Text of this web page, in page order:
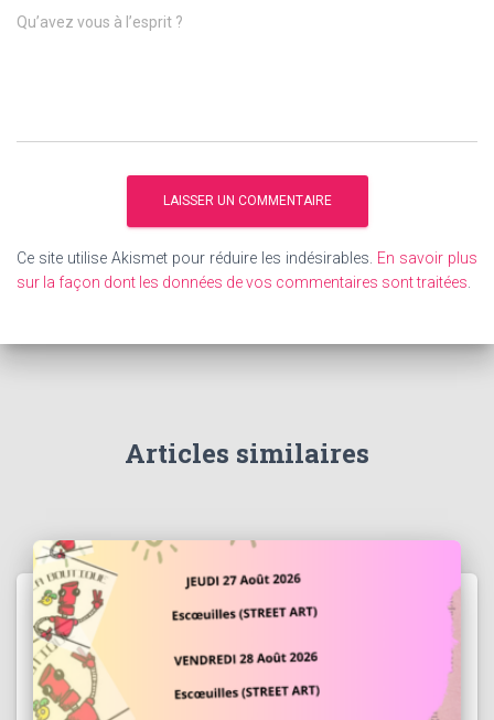
Qu’avez vous à l’esprit ?
Ce site utilise Akismet pour réduire les indésirables. En savoir plus
sur la façon dont les données de vos commentaires sont traitées
Articles similaires